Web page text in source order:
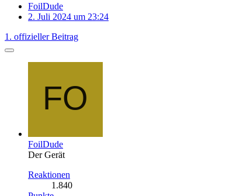
FoilDude
2. Juli 2024 um 23:24
1. offizieller Beitrag
FoilDude
Der Gerät
Reaktionen
1.840